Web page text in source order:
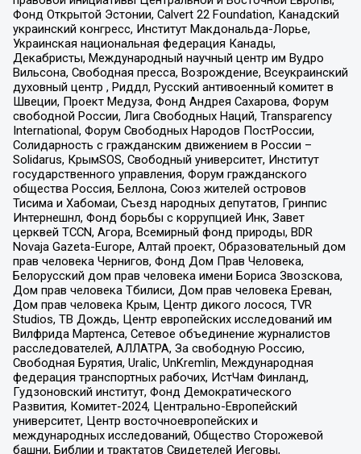
Фонд Открытой Эстонии, Calvert 22 Foundation, Канадский
украинский конгресс, Институт Макдональда-Лорье,
Украинская национальная федерация Канады,
Декабристы, Международный научный центр им Вудро
Вильсона, Свободная пресса, Возрождение, Всеукраинский
духовный центр , Риддл, Русский антивоенный комитет в
Швеции, Проект Медуза, Фонд Андрея Сахарова, Форум
свободной России, Лига Свободных Наций, Transparеncy
International, Форум Свободных Народов ПостРоссии,
Солидарность с гражданским движением в России –
Solidarus, КрымSOS, Свободный университет, Институт
государственного управления, Форум гражданского
общества Россия, Беллона, Союз жителей островов
Тисима и Хабомаи, Съезд народных депутатов, Гринпис
Интернешнл, Фонд борьбы с коррупцией Инк, Завет
церквей TCCN, Агора, Всемирный фонд природы, BDR
Novaja Gazeta-Europe, Алтай проект, Образовательный дом
прав человека Чернигов, Фонд Дом Прав Человека,
Белорусский дом прав человека имени Бориса Звозскова,
Дом прав человека Тбилиси, Дом прав человека Ереван,
Дом прав человека Крым, Центр дикого лосося, TVR
Studios, ТВ Дождь, Центр европейских исследований им
Вилфрида Мартенса, Сетевое объединение журналистов
расследователей, АЛЛАТРА, За свободную Россию,
Свободная Бурятия, Uralic, UnKremlin, Международная
федерация транспортных рабочих, ИстЧам Финланд,
Гудзоновский институт, Фонд Демократического
Развития, Комитет-2024, Центрально-Европейский
университет, Центр восточноевропейских и
международных исследований, Общество Сторожевой
башни, Библии и трактатов Свидетелей Иеговы,